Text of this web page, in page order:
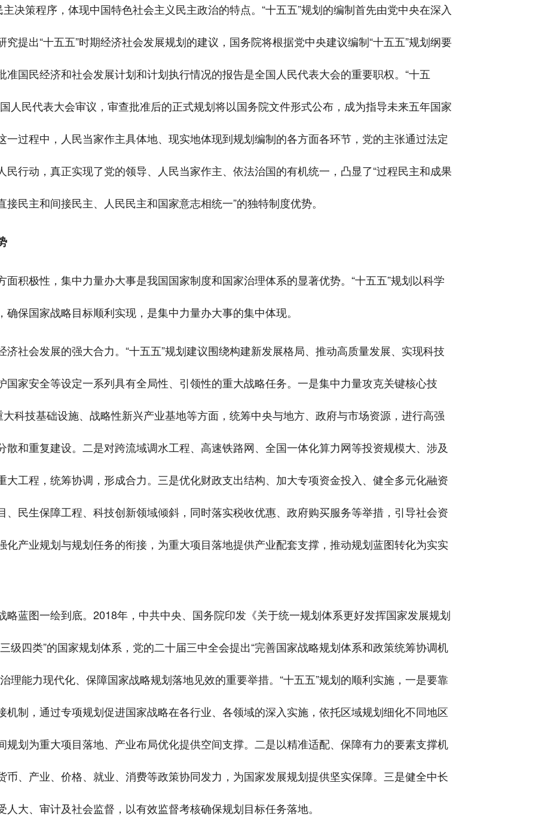
主决策程序，体现中国特色社会主义民主政治的特点。“十五五”规划的编制首先由党中央在深入
提出“十五五”时期经济社会发展规划的建议，国务院将根据党中央建议编制“十五五”规划纲要
准国民经济和社会发展计划和计划执行情况的报告是全国人民代表大会的重要职权。“十五
人民代表大会审议，审查批准后的正式规划将以国务院文件形式公布，成为指导未来五年国家
一过程中，人民当家作主具体地、现实地体现到规划编制的各方面各环节，党的主张通过法定
民行动，真正实现了党的领导、人民当家作主、依法治国的有机统一，凸显了“过程民主和成果
民主和间接民主、人民民主和国家意志相统一”的独特制度优势。
面积极性，集中力量办大事是我国国家制度和国家治理体系的显著优势。“十五五”规划以科学
保国家战略目标顺利实现，是集中力量办大事的集中体现。
济社会发展的强大合力。“十五五”规划建议围绕构建新发展格局、推动高质量发展、实现科技
国家安全等设定一系列具有全局性、引领性的重大战略任务。一是集中力量攻克关键核心技
大科技基础设施、战略性新兴产业基地等方面，统筹中央与地方、政府与市场资源，进行高强
散和重复建设。二是对跨流域调水工程、高速铁路网、全国一体化算力网等投资规模大、涉及
大工程，统筹协调，形成合力。三是优化财政支出结构、加大专项资金投入、健全多元化融资
、民生保障工程、科技创新领域倾斜，同时落实税收优惠、政府购买服务等举措，引导社会资
化产业规划与规划任务的衔接，为重大项目落地提供产业配套支撑，推动规划蓝图转化为实实
略蓝图一绘到底。2018年，中共中央、国务院印发《关于统一规划体系更好发挥国家发展规划
级四类”的国家规划体系，党的二十届三中全会提出“完善国家战略规划体系和政策统筹协调机
理能力现代化、保障国家战略规划落地见效的重要举措。“十五五”规划的顺利实施，一是要靠
机制，通过专项规划促进国家战略在各行业、各领域的深入实施，依托区域规划细化不同地区
规划为重大项目落地、产业布局优化提供空间支撑。二是以精准适配、保障有力的要素支撑机
币、产业、价格、就业、消费等政策协同发力，为国家发展规划提供坚实保障。三是健全中长
大、审计及社会监督，以有效监督考核确保规划目标任务落地。